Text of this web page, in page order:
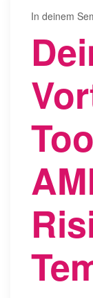
In deinem